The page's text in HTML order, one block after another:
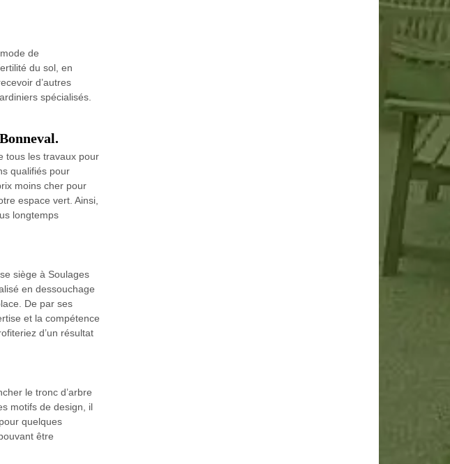
de
du sol, en
d’autres
spécialisés.
tous les travaux pour
qualifiés pour
moins cher pour
espace vert. Ainsi,
longtemps
siège à Soulages
en dessouchage
De par ses
et la compétence
d’un résultat
le tronc d’arbre
motifs de design, il
quelques
être